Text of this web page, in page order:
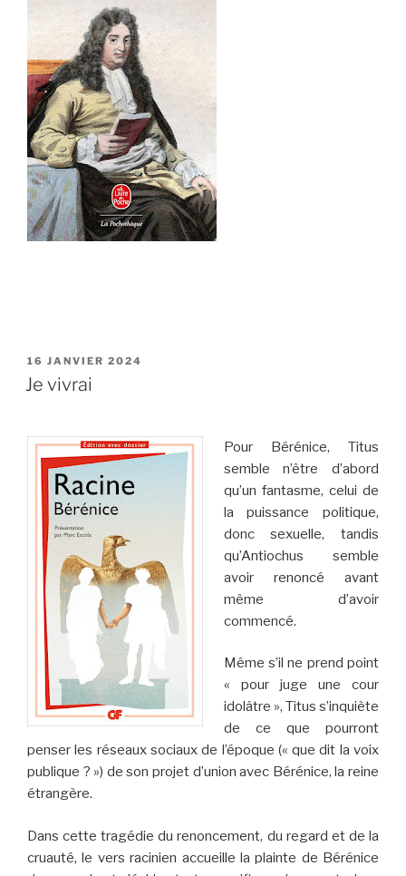
PUBLIÉ
LE
16 JANVIER 2024
Je vivrai
Pour Bérénice, Titus
semble n’être d’abord
qu’un fantasme, celui de
la puissance politique,
donc sexuelle, tandis
qu’Antiochus semble
avoir renoncé avant
même d’avoir
commencé.
Même s’il ne prend point
« pour juge une cour
idolâtre », Titus s’inquiète
de ce que pourront
penser les réseaux sociaux de l’époque (« que dit la voix
publique ? ») de son projet d’union avec Bérénice, la reine
étrangère.
Dans cette tragédie du renoncement, du regard et de la
cruauté, le vers racinien accueille la plainte de Bérénice